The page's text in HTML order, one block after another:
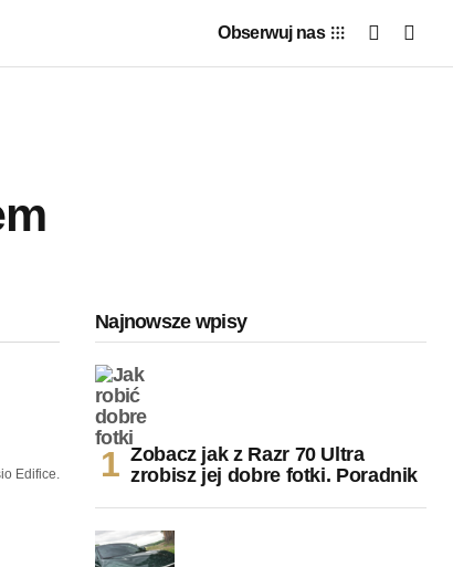
Obserwuj nas
Edifice.
Najnowsze wpisy
Zobacz jak z Razr 70 Ultra
zrobisz jej dobre fotki. Poradnik